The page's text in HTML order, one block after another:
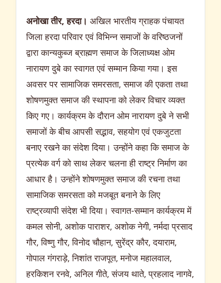
अनोखा तीर, हरदा। अखिल भारतीय ग्राहक पंचायत
जिला हरदा परिवार एवं विभिन्न समाजों के वरिष्ठजनों
द्वारा कान्यकुब्ज ब्राह्मण समाज के जिलाध्यक्ष ओम
नारायण दुबे का स्वागत एवं सम्मान किया गया। इस
अवसर पर सामाजिक समरसता, समाज की एकता तथा
शोषणमुक्त समाज की स्थापना को लेकर विचार व्यक्त
किए गए। कार्यक्रम के दौरान ओम नारायण दुबे ने सभी
समाजों के बीच आपसी सद्भाव, सहयोग एवं एकजुटता
बनाए रखने का संदेश दिया। उन्होंने कहा कि समाज के
प्रत्येक वर्ग को साथ लेकर चलना ही राष्ट्र निर्माण का
आधार है। उन्होंने शोषणमुक्त समाज की रचना तथा
सामाजिक समरसता को मजबूत बनाने के लिए
राष्ट्रव्यापी संदेश भी दिया। स्वागत-सम्मान कार्यक्रम में
कमल सोनी, अशोक पाराशर, अशोक नेगी, नर्मदा प्रसाद
गौर, विष्णु गौर, विनोद चौहान, सुरेंद्र कौर, दयाराम,
गोपाल गंगराड़े, निशांत राजपूत, मनोज महालवाल,
हरकिशन रनवे, अनिल गीते, संजय थाते, प्रहलाद नागवे,